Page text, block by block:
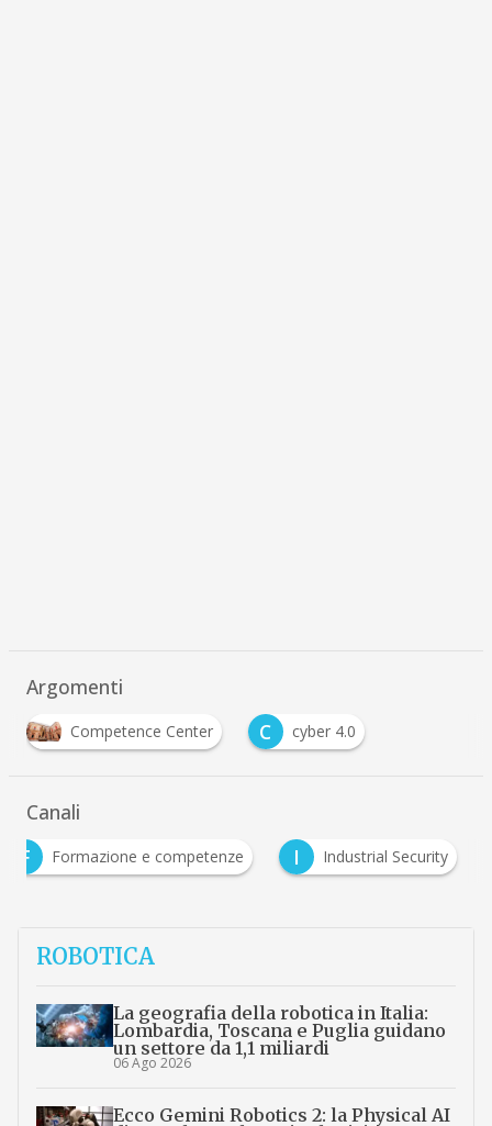
Argomenti
Competence Center C cyber 4.0
Canali
F
Formazione e competenze I
Industrial Security
ROBOTICA
La geografia della robotica in Italia:
Lombardia, Toscana e Puglia guidano
un settore da 1,1 miliardi
06 Ago 2026
Ecco Gemini Robotics 2: la Physical AI